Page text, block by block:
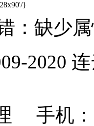
}
：缺少
2020
手机：